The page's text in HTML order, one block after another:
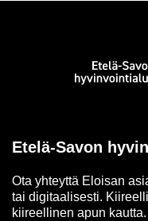
Etusi­vu
Etelä-​Savon
Ota yh­teyt­tä Eloi­san
tai di­gi­taa­li­ses­ti.
kii­reel­li­nen apun kaut­ta.